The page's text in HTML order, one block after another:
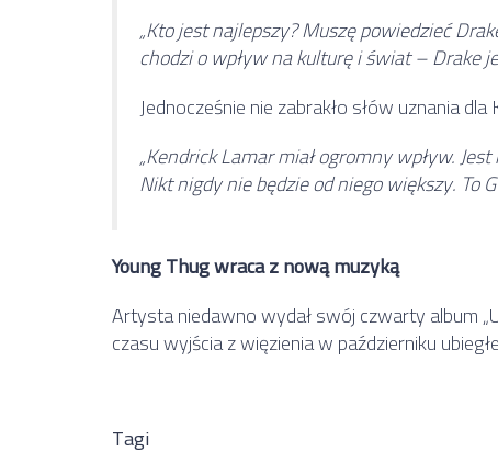
„Kto jest najlepszy? Muszę powiedzieć
chodzi o wpływ na kulturę i świat – Drake
Jednocześnie nie zabrakło słów uznania dla
„Kendrick Lamar miał ogromny wpływ.
Nikt nigdy nie będzie od niego większy. To
Young Thug wraca z nową muzyką
Artysta niedawno wydał swój czwarty album
czasu wyjścia z więzienia w październiku
Tagi